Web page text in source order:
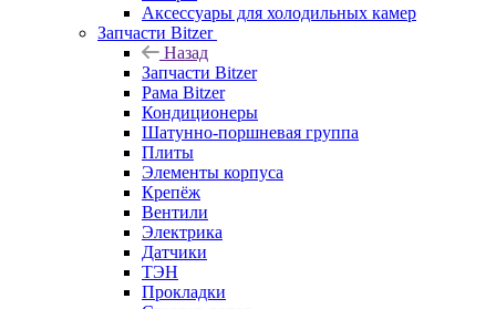
Аксессуары для холодильных камер
Запчасти Bitzer
Назад
Запчасти Bitzer
Рама Bitzer
Кондиционеры
Шатунно-поршневая группа
Плиты
Элементы корпуса
Крепёж
Вентили
Электрика
Датчики
ТЭН
Прокладки